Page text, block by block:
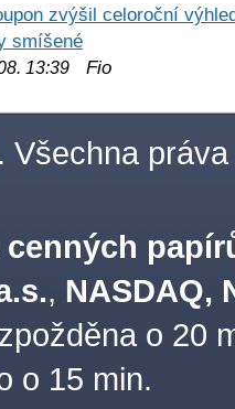
zvýšil celoroční
smíšené
13:39 Fio
Všechna práva
cenných
, NASDAQ,
o 20
o 15 min.